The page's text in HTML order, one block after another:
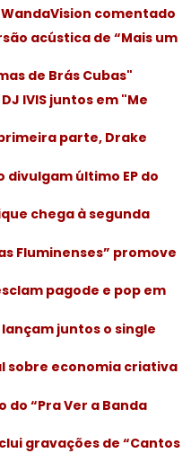
comentado
acústica de “Mais um
de Brás Cubas"
IVIS juntos em "Me
parte, Drake
divulgam último EP do
chega à segunda
Fluminenses” promove
pagode e pop em
lançam juntos o single
sobre economia criativa
“Pra Ver a Banda
gravações de “Cantos